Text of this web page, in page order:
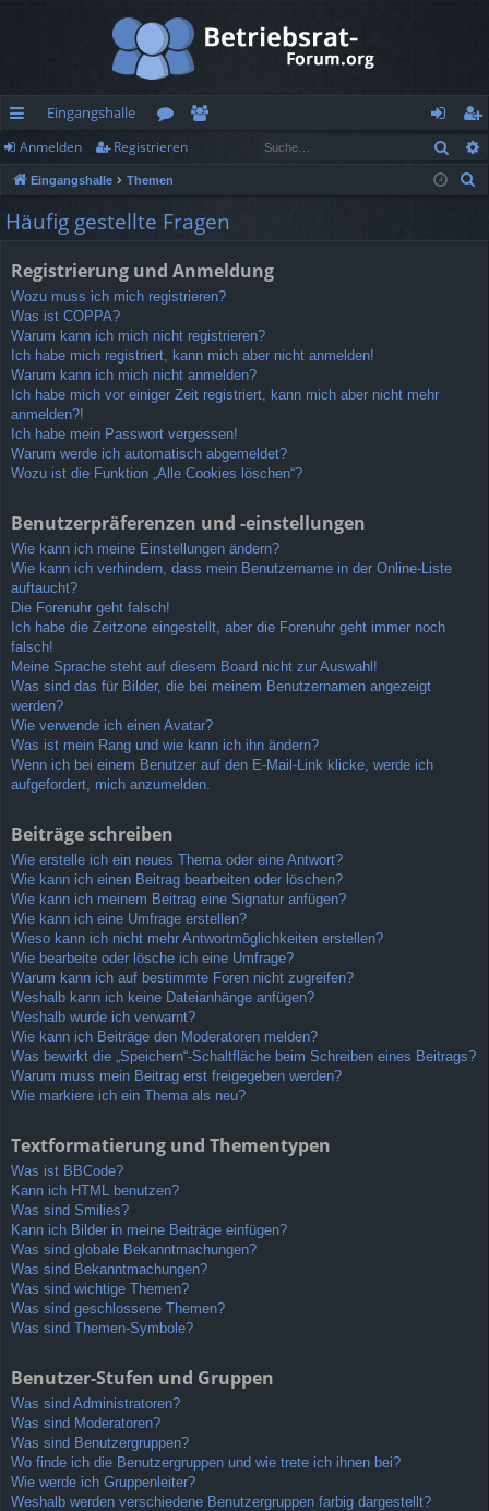
ch
ne
llz
rif
f
Eingangshalle
or
en
de
n
m
eg
ist
Anmelden Registrieren
Eingangshalle Themen
Häufig gestellte Fragen
Registrierung und Anmeldung
Wozu muss ich mich registrieren?
Was ist COPPA?
Warum kann ich mich nicht registrieren?
Ich habe mich registriert, kann mich aber nicht anmelden!
Warum kann ich mich nicht anmelden?
Ich habe mich vor einiger Zeit registriert, kann mich aber nicht mehr
anmelden?!
Ich habe mein Passwort vergessen!
Warum werde ich automatisch abgemeldet?
Wozu ist die Funktion „Alle Cookies löschen“?
Benutzerpräferenzen und -einstellungen
Wie kann ich meine Einstellungen ändern?
Wie kann ich verhindern, dass mein Benutzername in der Online-Liste
auftaucht?
Die Forenuhr geht falsch!
Ich habe die Zeitzone eingestellt, aber die Forenuhr geht immer noch
falsch!
Meine Sprache steht auf diesem Board nicht zur Auswahl!
Was sind das für Bilder, die bei meinem Benutzernamen angezeigt
werden?
Wie verwende ich einen Avatar?
Was ist mein Rang und wie kann ich ihn ändern?
Wenn ich bei einem Benutzer auf den E-Mail-Link klicke, werde ich
aufgefordert, mich anzumelden.
Beiträge schreiben
Wie erstelle ich ein neues Thema oder eine Antwort?
Wie kann ich einen Beitrag bearbeiten oder löschen?
Wie kann ich meinem Beitrag eine Signatur anfügen?
Wie kann ich eine Umfrage erstellen?
Wieso kann ich nicht mehr Antwortmöglichkeiten erstellen?
Wie bearbeite oder lösche ich eine Umfrage?
Warum kann ich auf bestimmte Foren nicht zugreifen?
Weshalb kann ich keine Dateianhänge anfügen?
Weshalb wurde ich verwarnt?
Wie kann ich Beiträge den Moderatoren melden?
Was bewirkt die „Speichern“-Schaltfläche beim Schreiben eines Beitrags?
Warum muss mein Beitrag erst freigegeben werden?
Wie markiere ich ein Thema als neu?
Textformatierung und Thementypen
Was ist BBCode?
Kann ich HTML benutzen?
Was sind Smilies?
Kann ich Bilder in meine Beiträge einfügen?
Was sind globale Bekanntmachungen?
Was sind Bekanntmachungen?
Was sind wichtige Themen?
Was sind geschlossene Themen?
Was sind Themen-Symbole?
Benutzer-Stufen und Gruppen
Was sind Administratoren?
Was sind Moderatoren?
Was sind Benutzergruppen?
Wo finde ich die Benutzergruppen und wie trete ich ihnen bei?
Wie werde ich Gruppenleiter?
Weshalb werden verschiedene Benutzergruppen farbig dargestellt?